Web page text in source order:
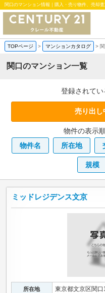
TOPページ > マンションカタログ >
関口のマンション一覧
登録されて
売り出し
物件の表示
物件名
所在地
規模
ミッドレジデンス文京
所在地 東京都文京区関口